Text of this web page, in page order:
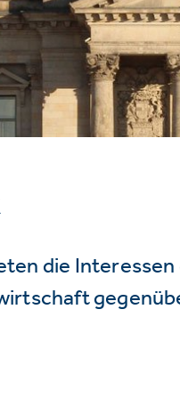
die